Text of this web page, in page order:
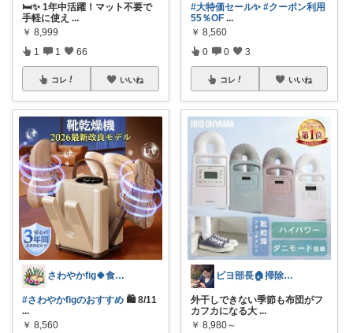
🛏️✨ 1年中活躍！マット不要で
手軽に使え ...
￥ 8,999
1 1 66
コレ いいね
さわやかfig🍀食と暮らしを楽しむ
#さわやかfigのおすすめ 🛍️ 8/11
...
￥ 8,560
#大特価セール✨ #クーポン利用
55％OF ...
￥ 8,560
0 0 3
コレ いいね
ピヨ部長🏠掃除好きパパの賢いリフォーム
外干しできない季節も布団がフ
カフカになる大 ...
￥ 8,980～